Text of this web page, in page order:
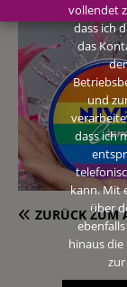
ZURÜCK ZUM
vollendet
dass ich
das
und
dass ich
kann. Mit
über
hinaus